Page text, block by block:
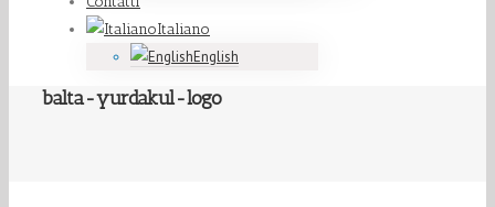
Italiano
English
balta-yurdakul-logo